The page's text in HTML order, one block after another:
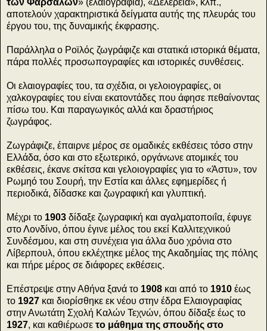
των Φαρσάλων» (ελαιογραφία), «Δελέρεια», κλπ.,
αποτελούν χαρακτηριστικά δείγματα αυτής της πλευράς του
έργου του, της δυναμικής έκφρασης.
Παράλληλα ο Ροϊλός ζωγράφιζε και στατικά ιστορικά θέματα,
πάρα πολλές προσωπογραφίες και ιστορικές συνθέσεις.
Οι ελαιογραφίες του, τα σχέδια, οι γελοιογραφίες, οι
χαλκογραφίες του είναι εκατοντάδες που άφησε πεθαίνοντας
πίσω του. Και παραγωγικός αλλά και δραστήριος
ζωγράφος.
Ζωγράφιζε, έπαιρνε μέρος σε ομαδικές εκθέσεις τόσο στην
Ελλάδα, όσο και στο εξωτερικό, οργάνωνε ατομικές του
εκθέσεις, έκανε σκίτσα και γελοιογραφίες για το «Άστυ», τον
Ρωμηό του Σουρή, την Εστία και άλλες εφημερίδες ή
περιοδικά, δίδασκε και ζωγραφική και γλυπτική.
Μέχρι το 1903 δίδαξε ζωγραφική και αγαλματοποιΐα, έφυγε
στο Λονδίνο, όπου έγινε μέλος του εκεί Καλλιτεχνικού
Συνδέσμου, και στη συνέχεια για άλλα δυο χρόνια στο
Λίβερπουλ, όπου εκλέχτηκε μέλος της Ακαδημίας της πόλης
και πήρε μέρος σε διάφορες εκθέσεις.
Επέστρεψε στην Αθήνα ξανά το 1908 και από το 1910 έως
το 1927 και διορίσθηκε εκ νέου στην έδρα Ελαιογραφίας
στην Ανωτάτη Σχολή Καλών Τεχνών, όπου δίδαξε έως το
1927, και καθιέρωσε το μάθημα της σπουδής στο